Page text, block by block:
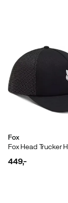
Fox
Fox Head Trucker
449,-